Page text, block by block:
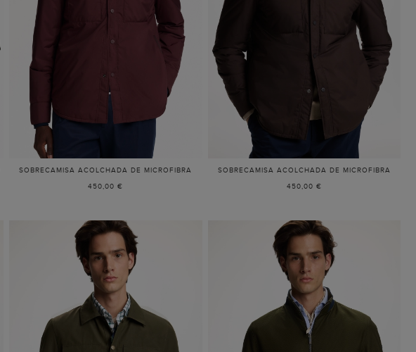
SOBRECAMISA ACOLCHADA DE MICROFIBRA
450,00 €
SOBRECAMISA ACOLCHADA DE MICROFIBRA
450,00 €